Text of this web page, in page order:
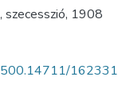
, szecesszió, 1908
162331